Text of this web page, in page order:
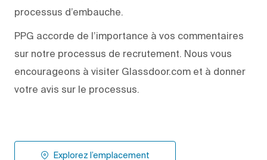
processus d’embauche.
PPG accorde de l’importance à vos commentaires
sur notre processus de recrutement. Nous vous
encourageons à visiter Glassdoor.com et à donner
votre avis sur le processus.
Explorez l’emplacement